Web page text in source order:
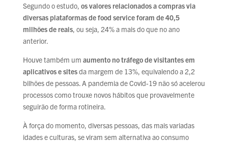
Segundo o estudo, os valores relacionados a compras via
diversas plataformas de food service foram de 40,5
milhões de reais, ou seja, 24% a mais do que no ano
anterior.
Houve também um aumento no tráfego de visitantes em
aplicativos e sitesda margem de 13%, equivalendo a 2,2
bilhões de pessoas. A pandemia de Covid-19 não só acelerou
processos como trouxe novos hábitos que provavelmente
seguirão de forma rotineira.
À força do momento, diversas pessoas, das mais variadas
idades e culturas, se viram sem alternativa ao consumo